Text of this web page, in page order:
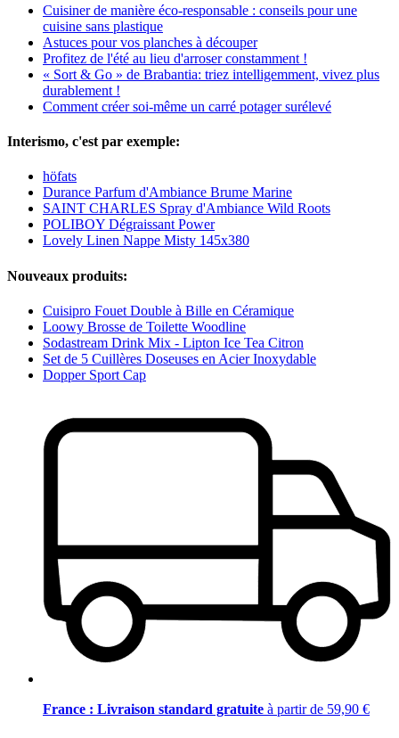
Cuisiner de manière éco-responsable : conseils pour une
cuisine sans plastique
Astuces pour vos planches à découper
Profitez de l'été au lieu d'arroser constamment !
« Sort & Go » de Brabantia: triez intelligemment, vivez plus
durablement !
Comment créer soi-même un carré potager surélevé
Interismo, c'est par exemple:
höfats
Durance Parfum d'Ambiance Brume Marine
SAINT CHARLES Spray d'Ambiance Wild Roots
POLIBOY Dégraissant Power
Lovely Linen Nappe Misty 145x380
Nouveaux produits:
Cuisipro Fouet Double à Bille en Céramique
Loowy Brosse de Toilette Woodline
Sodastream Drink Mix - Lipton Ice Tea Citron
Set de 5 Cuillères Doseuses en Acier Inoxydable
Dopper Sport Cap
France : Livraison standard gratuite à partir de 59,90 €